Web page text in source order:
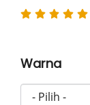
Warna